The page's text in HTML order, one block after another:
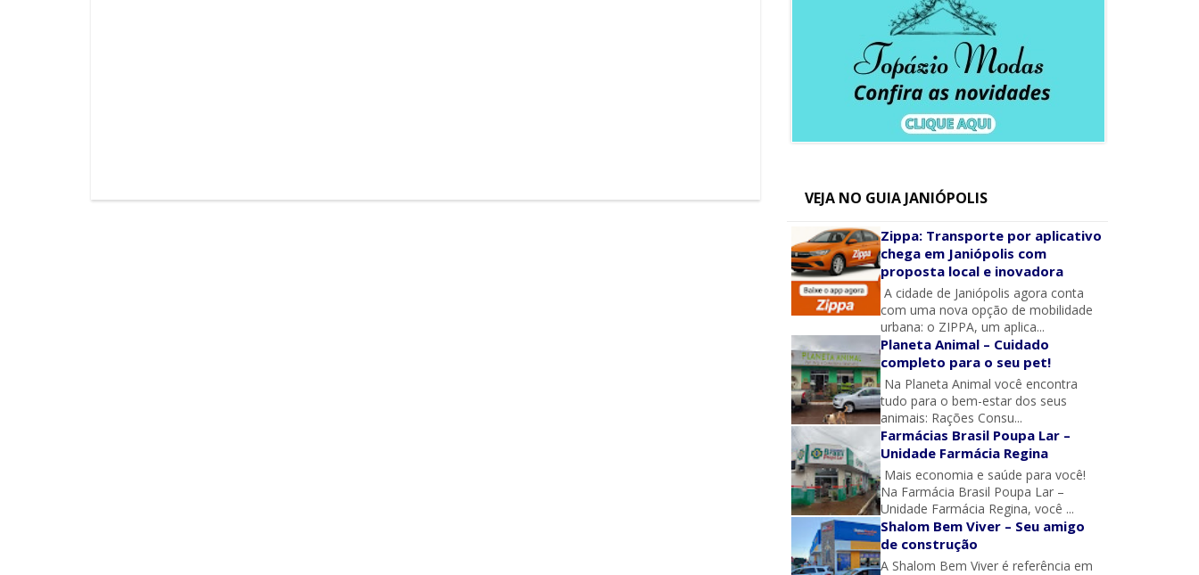
VEJA NO GUIA JANIÓPOLIS
Zippa: Transporte por aplicativo
chega em Janiópolis com
proposta local e inovadora
A cidade de Janiópolis agora conta
com uma nova opção de mobilidade
urbana: o ZIPPA, um aplica...
Planeta Animal – Cuidado
completo para o seu pet!
Na Planeta Animal você encontra
tudo para o bem-estar dos seus
animais: Rações Consu...
Farmácias Brasil Poupa Lar –
Unidade Farmácia Regina
Mais economia e saúde para você!
Na Farmácia Brasil Poupa Lar –
Unidade Farmácia Regina, você ...
Shalom Bem Viver – Seu amigo
de construção
A Shalom Bem Viver é referência em